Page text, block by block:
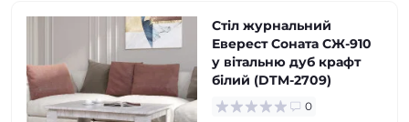
Стіл журнальний
Еверест Соната СЖ-910
у вітальню дуб крафт
білий (DTM-2709)
0